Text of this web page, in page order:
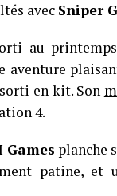
avec Sniper
au
aventure
en kit. Son
4.
Games planche
patine, et